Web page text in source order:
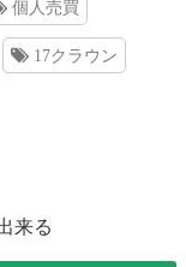
個人売買
17クラウン
来る